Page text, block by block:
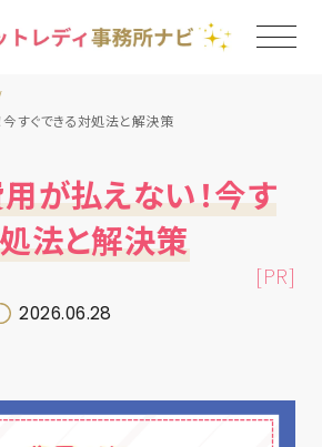
ィ事務所一覧
すぐできる対処法と解決策
が払えない！今す
法と解決策
[PR]
2026.06.28